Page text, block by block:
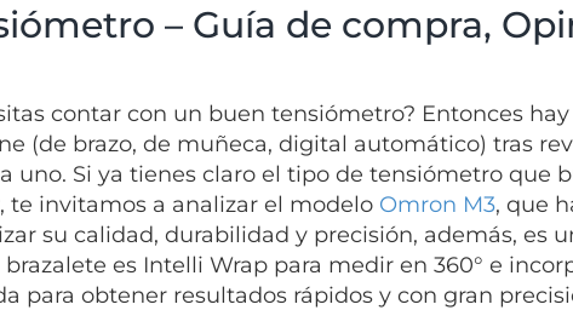
– Guía de compra,
contar con un buen tensiómetro? Entonces
(de brazo, de muñeca, digital automático) tras
uno. Si ya tienes claro el tipo de tensiómetro que
te invitamos a analizar el modelo Omron M3, que
su calidad, durabilidad y precisión, además, es
es Intelli Wrap para medir en 360° e
para obtener resultados rápidos y con gran